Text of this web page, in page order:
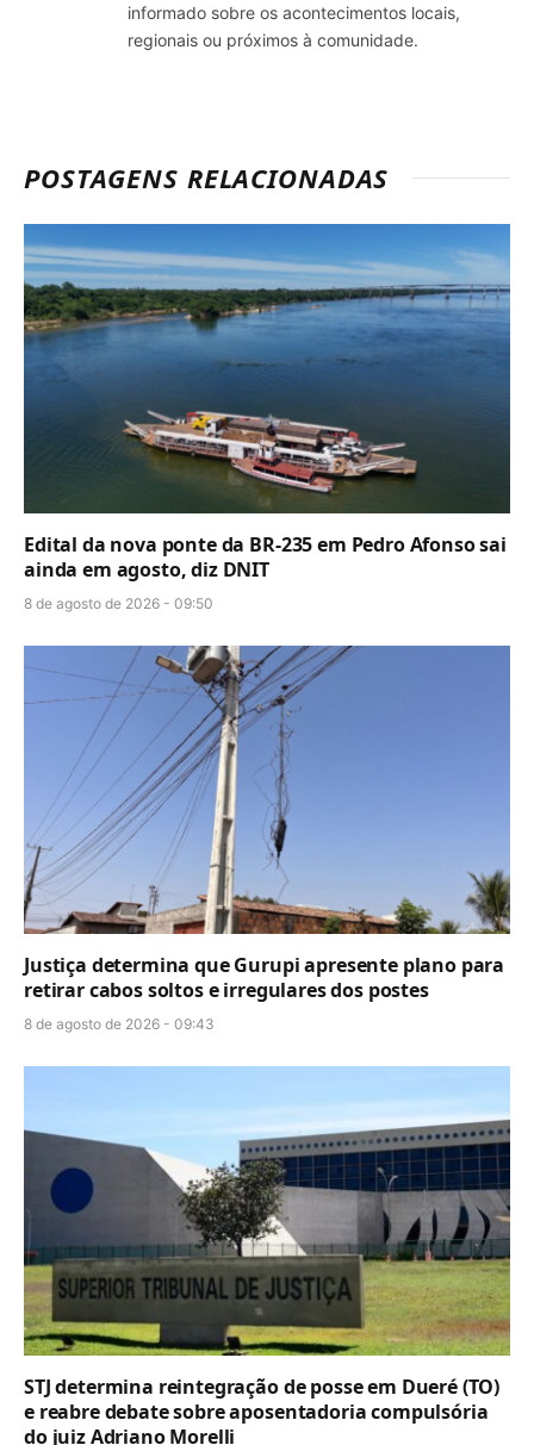
informado sobre os acontecimentos locais,
regionais ou próximos à comunidade.
POSTAGENS RELACIONADAS
Edital da nova ponte da BR-235 em Pedro Afonso sai
ainda em agosto, diz DNIT
8 de agosto de 2026 - 09:50
Justiça determina que Gurupi apresente plano para
retirar cabos soltos e irregulares dos postes
8 de agosto de 2026 - 09:43
STJ determina reintegração de posse em Dueré (TO)
e reabre debate sobre aposentadoria compulsória
do juiz Adriano Morelli